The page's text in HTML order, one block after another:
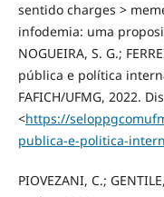
sentido charges >
infodemia: uma
NOGUEIRA, S. G.;
pública e política
FAFICH/UFMG, 2022.
<https://
publica-e-politica-
PIOVEZANI, C.;